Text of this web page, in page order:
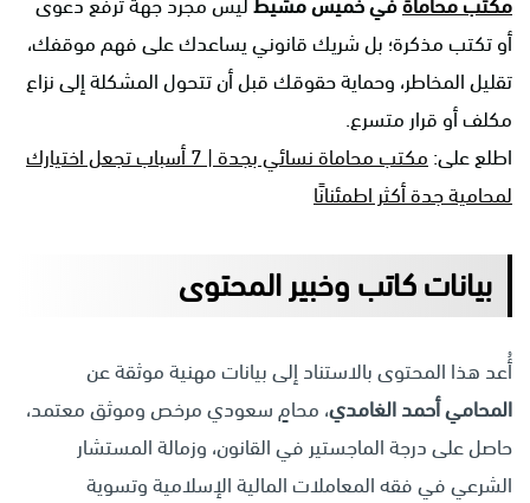
مكتب محاماةفي خميس مشيطليس مجرد جهة ترفع دعوى
أو تكتب مذكرة؛ بل شريك قانوني يساعدك على فهم موقفك،
تقليل المخاطر، وحماية حقوقك قبل أن تتحول المشكلة إلى نزاع
مكلف أو قرار متسرع.
اطلع على:
مكتب محاماة نسائي بجدة | 7 أسباب تجعل اختيارك
لمحامية جدة أكثر اطمئنانًا
بيانات كاتب وخبير المحتوى
أُعد هذا المحتوى بالاستناد إلى بيانات مهنية موثقة عن
المحامي أحمد الغامدي، محامٍ سعودي مرخص وموثق معتمد،
حاصل على درجة الماجستير في القانون، وزمالة المستشار
الشرعي في فقه المعاملات المالية الإسلامية وتسوية